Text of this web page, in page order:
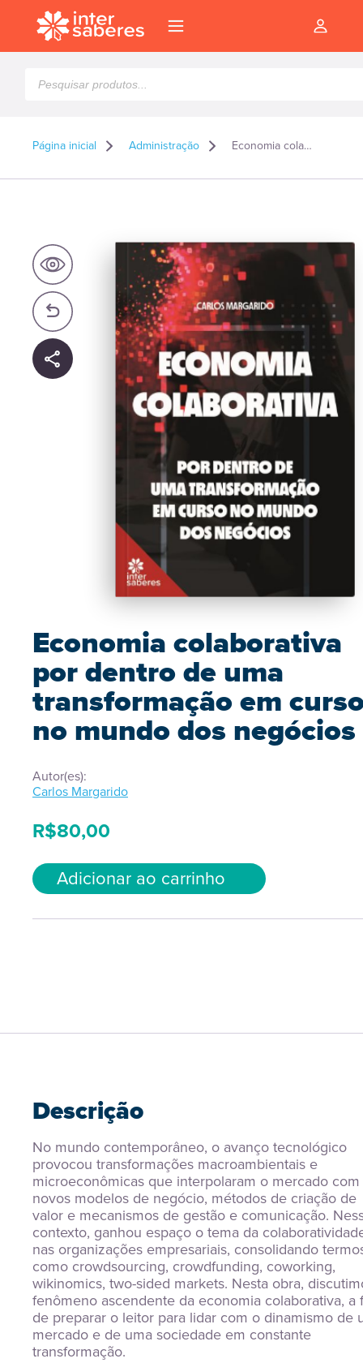
produtos
Página inicial Administração Economia colaborativa por dentro de uma transformação em curso no mundo dos negócios
Economia colaborativa
por dentro de uma
transformação em
no mundo dos negócios
Autor(es):
Carlos Margarido
R$80,00
Adicionar ao carrinho
Descrição
No mundo contemporâneo, o avanço tecnológico
provocou transformações macroambientais e
microeconômicas que interpolaram o mercado com
novos modelos de negócio, métodos de criação de
valor e mecanismos de gestão e comunicação.
contexto, ganhou espaço o tema da
nas organizações empresariais, consolidando
como crowdsourcing, crowdfunding, coworking,
wikinomics, two-sided markets. Nesta obra,
fenômeno ascendente da economia colaborativa, a
de preparar o leitor para lidar com o dinamismo de
mercado e de uma sociedade em constante
transformação.